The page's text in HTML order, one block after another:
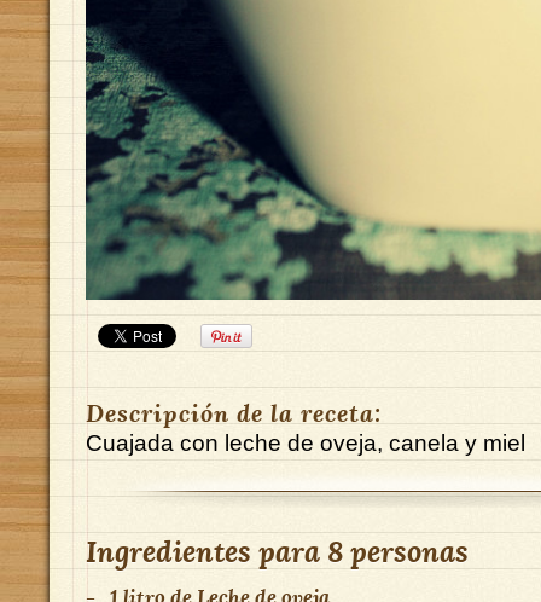
Descripción de la receta:
Cuajada con leche de oveja, canela y miel
Ingredientes para 8 personas
- 1 litrodeLeche de oveja